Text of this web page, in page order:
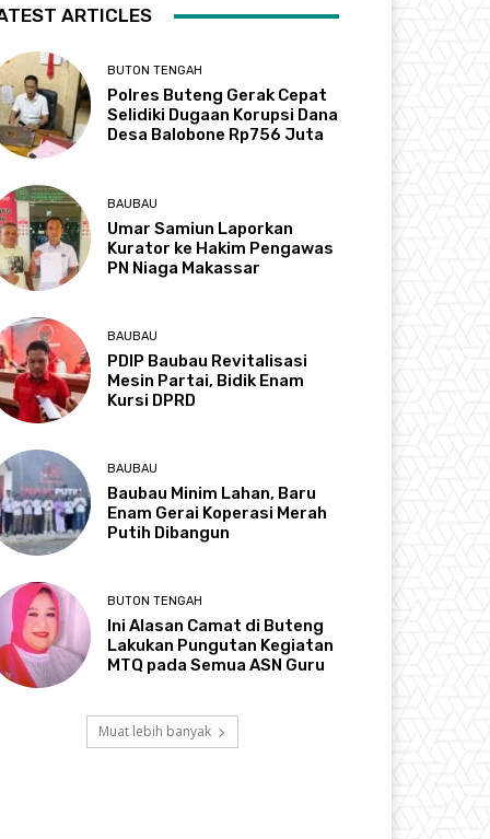
ARTICLES
BUTON TENGAH
Polres Buteng Gerak Cepat
Selidiki Dugaan Korupsi Dana
Desa Balobone Rp756 Juta
BAUBAU
Umar Samiun Laporkan
Kurator ke Hakim Pengawas
PN Niaga Makassar
BAUBAU
PDIP Baubau Revitalisasi
Mesin Partai, Bidik Enam
Kursi DPRD
BAUBAU
Baubau Minim Lahan, Baru
Enam Gerai Koperasi Merah
Putih Dibangun
BUTON TENGAH
Ini Alasan Camat di Buteng
Lakukan Pungutan Kegiatan
MTQ pada Semua ASN Guru
Muat lebih banyak